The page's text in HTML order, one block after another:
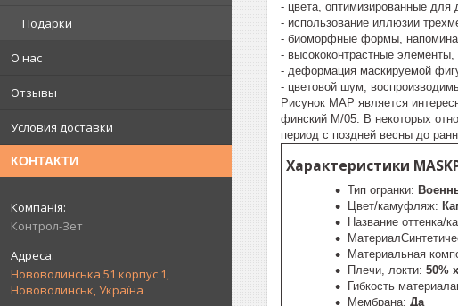
Подарки
О нас
Отзывы
Условия доставки
КОНТАКТИ
Контрол-Зет
Нововолинська 51 корпус 1,
Нововолинськ, Україна
- цвета, оптимизированные
- использование иллюзии
- биоморфные формы,
- высококонтрастные
- деформация маскируемой
- цветовой шум,
Рисунок MAP является
финский M/05. В некоторых
период с поздней весны до
Характеристики
Тип огранки:
Цвет/камуфляж:
Название оттенка/
Материальная
Плечи, локти: 50%
Гибкость
Мембрана: Да